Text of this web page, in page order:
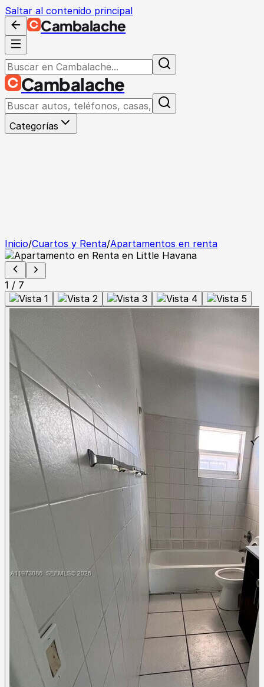
Saltar al contenido principal
Cambalache
Cambalache
Categorías
Inicio/Cuartos y Renta/Apartamentos en renta
1 / 7